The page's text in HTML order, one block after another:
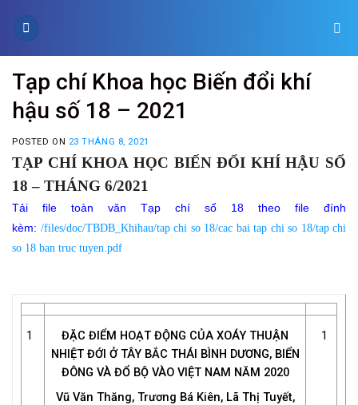
Tạp chí Khoa học Biến đổi khí
hậu số 18 – 2021
POSTED ON 23 THÁNG 8, 2021
TẠP CHÍ KHOA HỌC BIẾN ĐỔI KHÍ HẬU SỐ
18 – THÁNG 6/2021
Tải file toàn văn Tạp chí số 18 theo file đính
kèm: /files/doc/TBDB_Khihau/tap chi so 18/cac bai tap chi so 18/tap chi
so 18 ban truc tuyen.pdf
1
ĐẶC ĐIỂM HOẠT ĐỘNG CỦA XOÁY THUẬN
NHIỆT ĐỚI Ở TÂY BẮC THÁI BÌNH DƯƠNG, BIỂN
ĐÔNG VÀ ĐỔ BỘ VÀO VIỆT NAM NĂM 2020
Vũ Văn Thăng, Trương Bá Kiên, Lã Thị Tuyết,
1